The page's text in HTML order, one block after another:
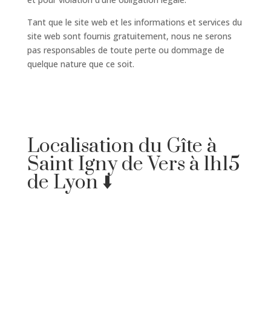
Tant que le site web et les informations et services du
site web sont fournis gratuitement, nous ne serons
pas responsables de toute perte ou dommage de
quelque nature que ce soit.
Localisation du Gîte à
Saint Igny de Vers à 1h15
de Lyon ⬇️